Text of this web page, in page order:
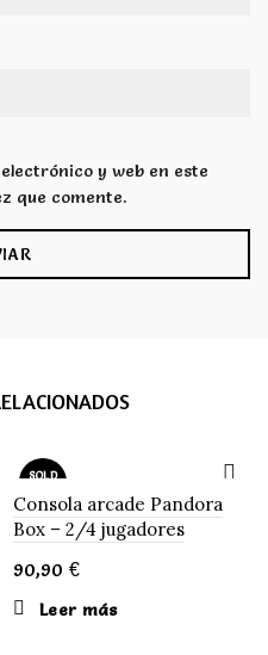
y web en este
que comente.
SOLD
Consola arcade Pandora
Box – 2/4 jugadores
90,90 €
Leer más